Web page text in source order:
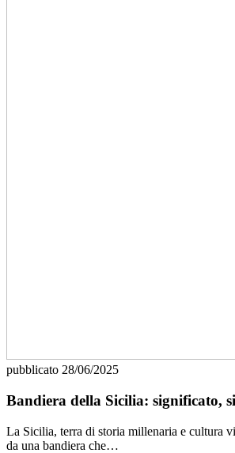
pubblicato 28/06/2025
Bandiera della Sicilia: significato,
La Sicilia, terra di storia millenaria e cultura
da una bandiera che…